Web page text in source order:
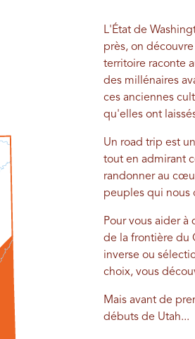
L'État de
près, on
territoire raconte
des millénaires
ces anciennes
qu'elles ont
Un road trip est
tout en admirant
randonner au
peuples qui nous
Pour vous aider
de la frontière du
inverse ou
choix, vous
Mais avant de
débuts de Utah...